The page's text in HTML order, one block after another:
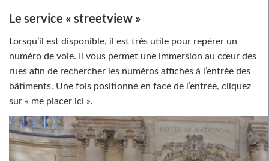
Le service « streetview »
Lorsqu’il est disponible, il est très utile pour repérer un
numéro de voie. Il vous permet une immersion au cœur des
rues afin de rechercher les numéros affichés à l’entrée des
bâtiments. Une fois positionné en face de l’entrée, cliquez
sur « me placer ici ».